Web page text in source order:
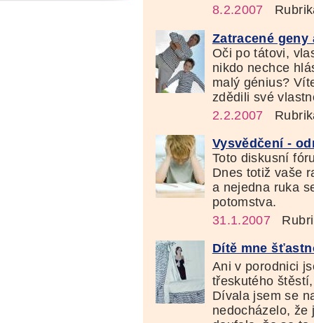
8.2.2007
Zatracené geny
Oči po tátovi,
nikdo nechce
malý génius?
zdědili své
2.2.2007
Vysvědčení -
Toto diskusní
Dnes totiž vaše
a nejedna ruka
potomstva.
31.1.2007
Dítě mne
Ani v porodnici
třeskutého
Dívala jsem se
nedocházelo, že